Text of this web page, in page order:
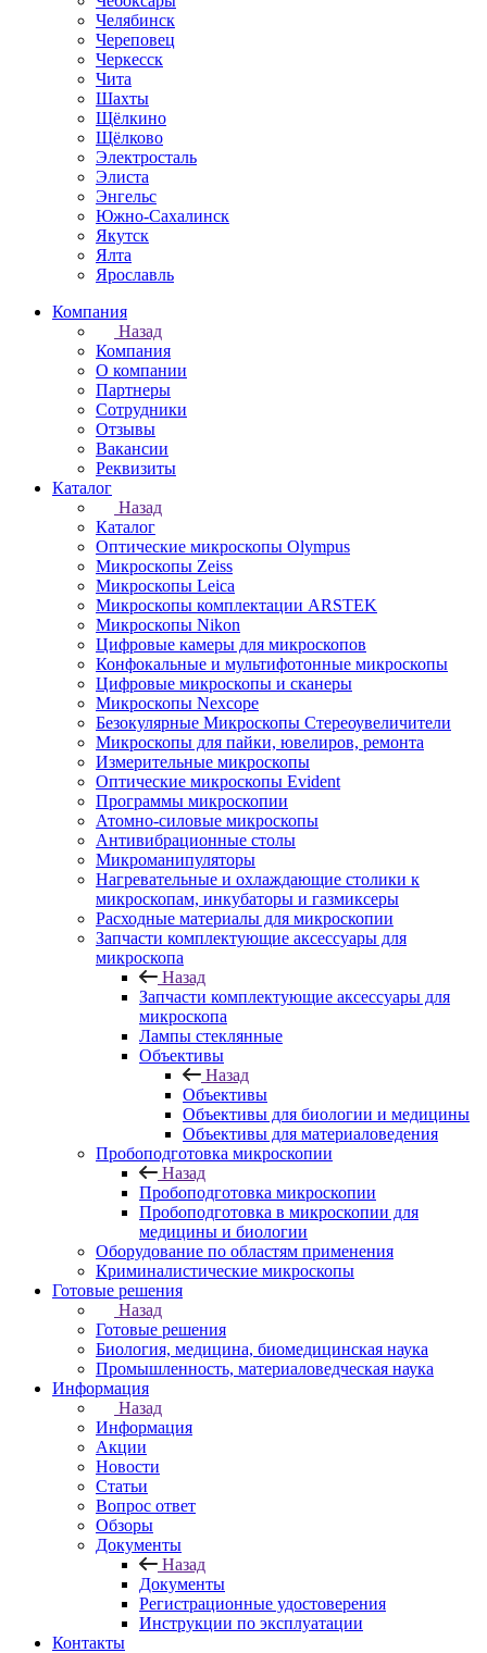
Челябинск
Череповец
Черкесск
Чита
Шахты
Щёлкино
Щёлково
Электросталь
Элиста
Энгельс
Южно-Сахалинск
Якутск
Ялта
Ярославль
Компания
Назад
Компания
О компании
Партнеры
Сотрудники
Отзывы
Вакансии
Реквизиты
Каталог
Назад
Каталог
Оптические микроскопы Olympus
Микроскопы Zeiss
Микроскопы Leica
Микроскопы комплектации ARSTEK
Микроскопы Nikon
Цифровые камеры для микроскопов
Конфокальные и мультифотонные микроскопы
Цифровые микроскопы и сканеры
Микроскопы Nexcope
Безокулярные Микроскопы Стереоувеличители
Микроскопы для пайки, ювелиров, ремонта
Измерительные микроскопы
Оптические микроскопы Evident
Программы микроскопии
Атомно-силовые микроскопы
Антивибрационные столы
Микроманипуляторы
Нагревательные и охлаждающие столики к
микроскопам, инкубаторы и газмиксеры
Расходные материалы для микроскопии
Запчасти комплектующие аксессуары для
микроскопа
Назад
Запчасти комплектующие аксессуары для
микроскопа
Лампы стеклянные
Объективы
Назад
Объективы
Объективы для биологии и медицины
Объективы для материаловедения
Пробоподготовка микроскопии
Назад
Пробоподготовка микроскопии
Пробоподготовка в микроскопии для
медицины и биологии
Оборудование по областям применения
Криминалистические микроскопы
Готовые решения
Назад
Готовые решения
Биология, медицина, биомедицинская наука
Промышленность, материаловедческая наука
Информация
Назад
Информация
Акции
Новости
Статьи
Вопрос ответ
Обзоры
Документы
Назад
Документы
Регистрационные удостоверения
Инструкции по эксплуатации
Контакты